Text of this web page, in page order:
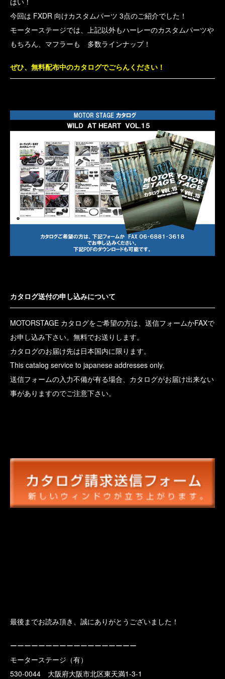
今回は FXDR 向けカスタムパーツ 3点のご紹介でした！
モーターステージでは、上記以外もハーレーのカスタムパーツや
もちろん、マフラーも 多数ラインナップ！
ぜひ、無料配布中のカタログでごらんください！
カタログ送付の申し込みについて
MOTORSTAGE カタログをご希望の方は、送信フォームかFAXで
お申し込み下さい。無料でお送りします。
カタログのお届け先は日本国内に限ります。
This catalog service to japanese addresses only.
送信フォームの入力不備が有る場合、カタログがお届け出来ない
事がありますのでご注意下さい。
最後までお読み頂き、誠にありがとうございました！
ーーーーーーーーーーーーーーーーーー
モーターステージ（有）
530-0044 大阪府大阪市北区東天満1-3-1